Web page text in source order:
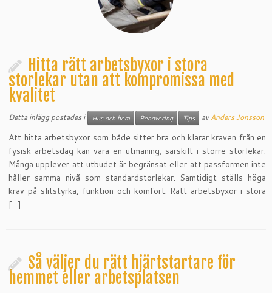
Hitta rätt arbetsbyxor i stora
storlekar utan att kompromissa med
kvalitet
Detta inlägg postades i Hus och hem Renovering Tips avAnders Jonsson
Att hitta arbetsbyxor som både sitter bra och klarar kraven från en
fysisk arbetsdag kan vara en utmaning, särskilt i större storlekar.
Många upplever att utbudet är begränsat eller att passformen inte
håller samma nivå som standardstorlekar. Samtidigt ställs höga
krav på slitstyrka, funktion och komfort. Rätt arbetsbyxor i stora
[…]
Så väljer du rätt hjärtstartare för
hemmet eller arbetsplatsen